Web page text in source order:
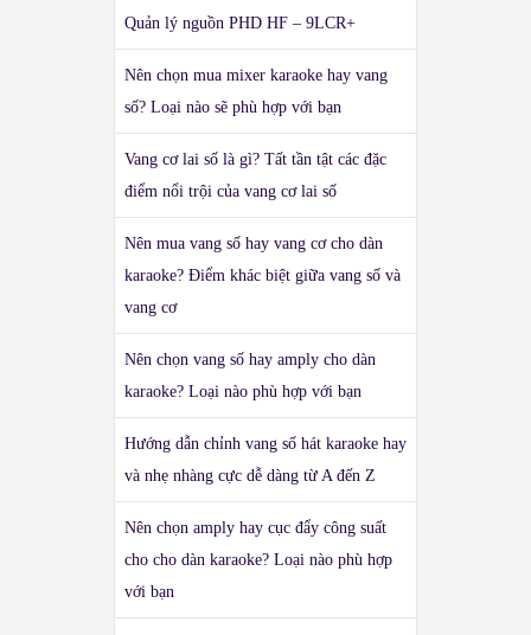
Quản lý nguồn PHD HF – 9LCR+
Nên chọn mua mixer karaoke hay vang
số? Loại nào sẽ phù hợp với bạn
Vang cơ lai số là gì? Tất tần tật các đặc
điểm nổi trội của vang cơ lai số
Nên mua vang số hay vang cơ cho dàn
karaoke? Điểm khác biệt giữa vang số và
vang cơ
Nên chọn vang số hay amply cho dàn
karaoke? Loại nào phù hợp với bạn
Hướng dẫn chỉnh vang số hát karaoke hay
và nhẹ nhàng cực dễ dàng từ A đến Z
Nên chọn amply hay cục đẩy công suất
cho cho dàn karaoke? Loại nào phù hợp
với bạn